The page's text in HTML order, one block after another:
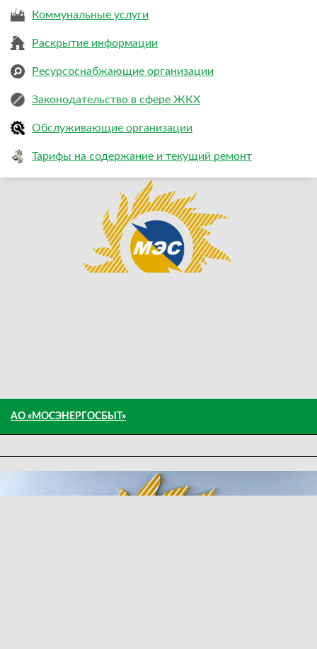
Коммунальные услуги
Раскрытие информации
Ресурсоснабжающие организации
Законодательство в сфере ЖКХ
Обслуживающие организации
Тарифы на содержание и текущий ремонт
АО «МОСЭНЕРГОСБЫТ»